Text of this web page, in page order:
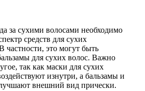
за сухими волосами необходимо
средств для сухих
это могут быть
для сухих волос. Важно
так как маски для сухих
изнутри, а бальзамы и
внешний вид прически.